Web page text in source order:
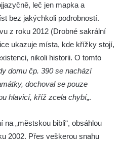
698 v
u továrního
Mikulášovic
leč jen mapka a
bez jakýchkoli podrobností.
z roku 2012 (Drobné sakrální
ukazuje místa, kde křížky stojí,
nikoli historii. O tomto
domu čp. 390 se nachází
dochoval se pouze
hlavicí, kříž zcela chybí„.
„městskou bibli“, obsáhlou
2002. Přes veškerou snahu